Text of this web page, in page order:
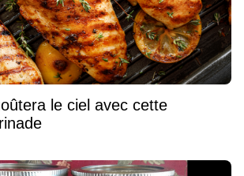
le ciel avec cette